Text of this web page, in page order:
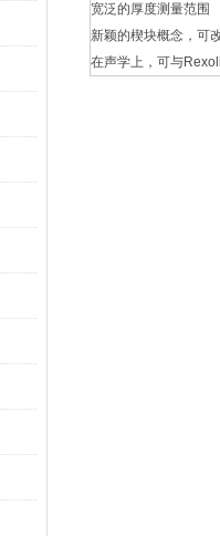
宽泛的厚度测量范围
新颖的楔块概念，可
在声学上，可与